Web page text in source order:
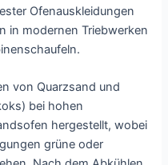
Ofenauskleidungen
in modernen Triebwerken
von Quarzsand und
bei hohen
hergestellt, wobei
grüne oder